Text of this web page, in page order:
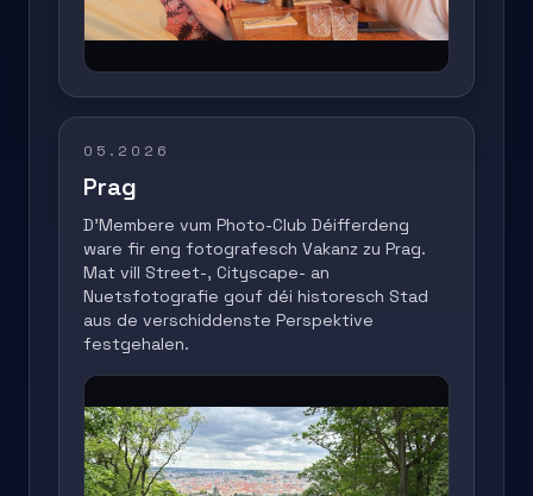
05.2026
Prag
D'Membere vum Photo-Club Déifferdeng
ware fir eng fotografesch Vakanz zu Prag.
Mat vill Street-, Cityscape- an
Nuetsfotografie gouf déi historesch Stad
aus de verschiddenste Perspektive
festgehalen.